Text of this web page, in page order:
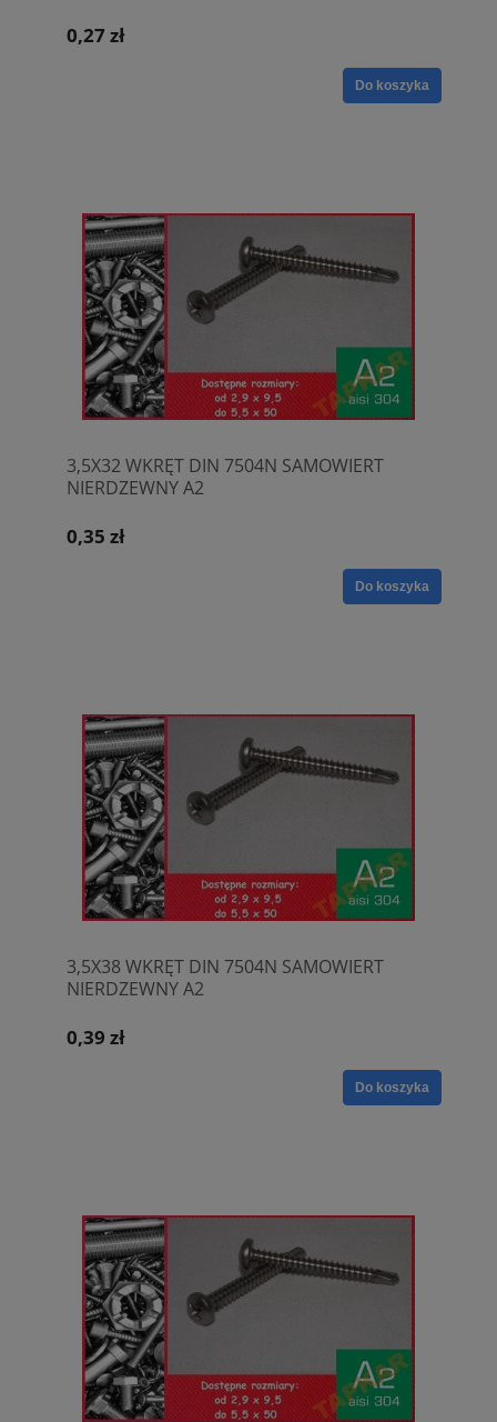
0,27 zł
Do koszyka
3,5X32 WKRĘT DIN 7504N SAMOWIERT
NIERDZEWNY A2
0,35 zł
Do koszyka
3,5X38 WKRĘT DIN 7504N SAMOWIERT
NIERDZEWNY A2
0,39 zł
Do koszyka